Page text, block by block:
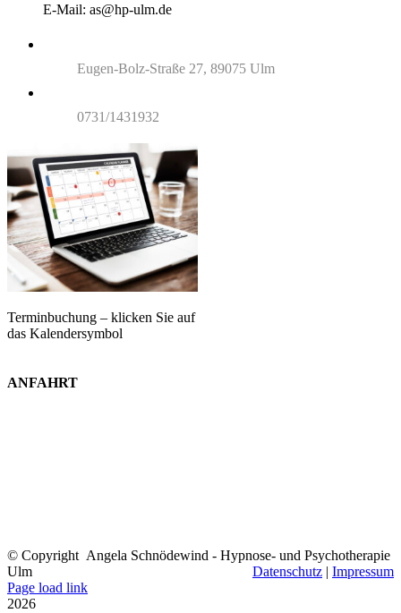
E-Mail: as@hp-ulm.de
Eugen-Bolz-Straße 27, 89075 Ulm
0731/1431932
Terminbuchung – klicken Sie auf
das Kalendersymbol
ANFAHRT
© Copyright Angela Schnödewind - Hypnose- und Psychotherapie
Ulm
Datenschutz
Impressum
Facebook
Instagram
Page load link
Nach
2026